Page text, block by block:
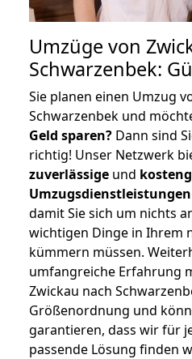
Umzüge von
Schwarzenbek:
Sie planen einen Umzug
Schwarzenbek und
Geld sparen? Dann sind
richtig! Unser Netzwerk
zuverlässige und
Umzugsdienstleistungen
damit Sie sich um nichts
wichtigen Dinge in Ihrem
kümmern müssen.
umfangreiche Erfahrung
Zwickau nach
Größenordnung und
garantieren, dass wir für
passende Lösung finden